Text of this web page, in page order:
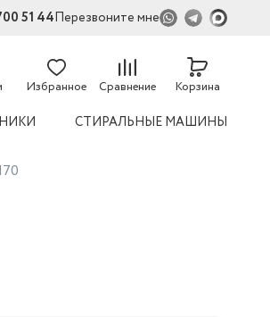
51 44Перезвоните мне
Избранное Сравнение
54
Корзина
СТИРАЛЬНЫЕ МАШИНЫ